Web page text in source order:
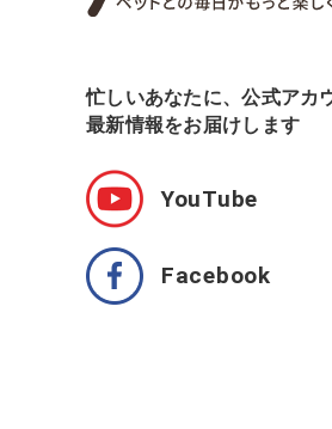
忙しいあなたに、公式アカ
最新情報をお届けします
YouTube
Facebook